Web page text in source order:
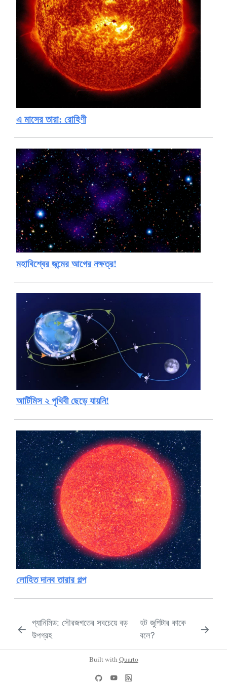
এ মাসের তারা: রোহিণী
মহাবিশ্বের জন্মের আগের নক্ষত্র!
আর্টিমিস ২ পৃথিবী ছেড়ে যায়নি!
লোহিত দানব তারার গল্প
গ্যানিমিড: সৌরজগতের সবচেয়ে বড়
উপগ্রহ
হট জুপিটার কাকে
বলে?
Built with Quarto